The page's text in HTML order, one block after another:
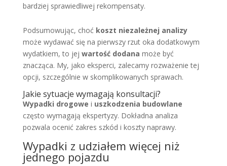
bardziej sprawiedliwej rekompensaty.
Podsumowując, choć koszt niezależnej analizy
może wydawać się na pierwszy rzut oka dodatkowym
wydatkiem, to jej wartość dodana może być
znacząca. My, jako eksperci, zalecamy rozważenie tej
opcji, szczególnie w skomplikowanych sprawach.
Jakie sytuacje wymagają konsultacji?
Wypadki drogowe i uszkodzenia budowlane
często wymagają ekspertyzy. Dokładna analiza
pozwala ocenić zakres szkód i koszty naprawy.
Wypadki z udziałem więcej niż
jednego pojazdu